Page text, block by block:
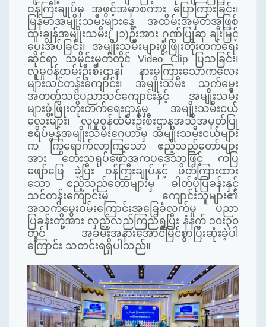
ဝန်ကြီးချုပ်မှ အဖွင့်အမှာစကား ပြောကြားခြင်း၊
မြန်မာအမျိုးသမီးများနေ့ အထိမ်းအမှတ်အဖြစ်
ထူးချွန်အမျိုးသမီး(၂၁)ဦးအား ဂုဏ်ပြုဆု ချီးမြှင့်
ပေးအပ်ခြင်း၊ အမျိုးသမီးများဖွံ့ဖြိုးတိုးတက်‌ရေး
ဆိုင်ရာ သမိုင်းမှတ်တိုင် Video Clip ပြသခြင်း၊
လူမှုဝန်ထမ်းဦးစီးဌာန၊ နားမကြားသောကလေး
များသင်တန်းကျောင်း၊ အမျိုးသမီး သက်မွေး
အတတ်သင်ပညာသင်ကျောင်းနှင့် အမျိုးသမီး
များဖွံ့ဖြိုးတိုးတက်ရေးဌာနမှ အမျိုးသမီးငယ်
လေးများ၊ လူမှုဝန်ထမ်းဦးစီးဌာနအသိအမှတ်ပြု
ဧရိပ်မွန်အမျိုးသမီးဂေဟာမှ အမျိုးသမီးငယ်များ
က ကြွရောက်လာကြသော ဧည့်သည်တော်များ
အား တေးသရုပ်ဖော်အကပ‌ဒေသာဖြင့် ကပြ
ဖျော်ဖြေ ခဲ့ပြီး ဝန်ကြီးချုပ်နှင့် ဖိတ်ကြားထား
သော ဧည့်သည်တော်များမှ ဓါတ်ပုံပြခန်းနှင့်
သင်တန်းကျောင်းမှ ကျောင်းသူများ၏
အသက်မွေးဝမ်းကြောင်းအခြေခံလက်မှု ပညာ
ပြခန်းတို့အား လှည့်လည်ကြည်ရှုပြီး နံနက် ၁၀း၃၀
တွင် အခမ်းအနားအောင်မြင်စွာပြီးဆုံးခဲ့ပါ
ကြောင်း သတင်းရရှိပါသည်။